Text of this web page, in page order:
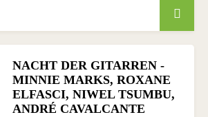
NACHT DER GITARREN -
MINNIE MARKS, ROXANE
ELFASCI, NIWEL TSUMBU,
ANDRÉ CAVALCANTE